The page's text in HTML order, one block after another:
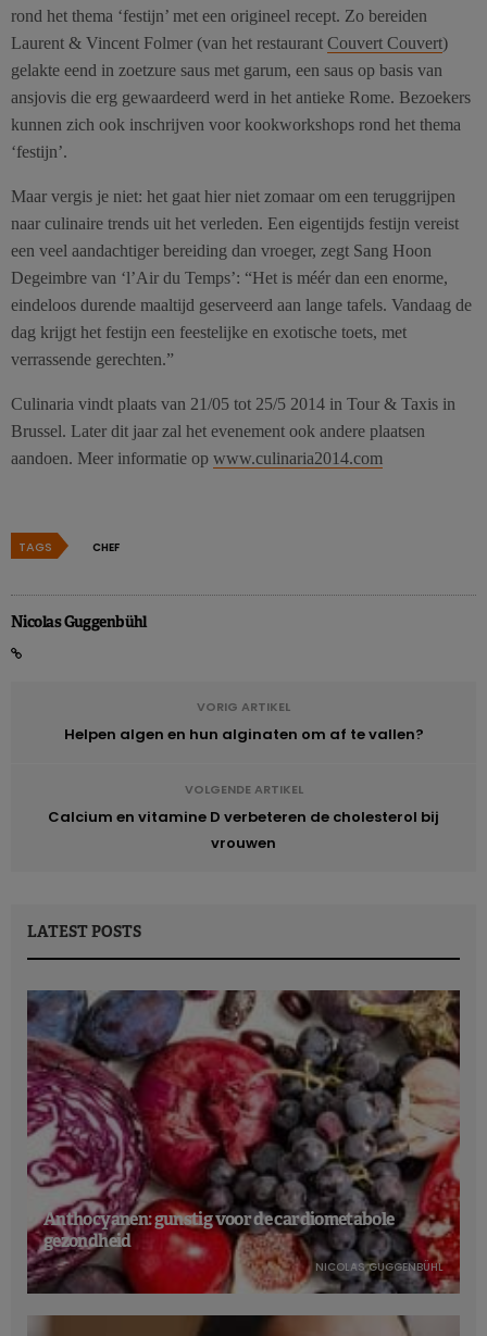
rond het thema ‘festijn’ met een origineel recept. Zo bereiden
Laurent & Vincent Folmer (van het restaurant Couvert Couvert)
gelakte eend in zoetzure saus met garum, een saus op basis van
ansjovis die erg gewaardeerd werd in het antieke Rome. Bezoekers
kunnen zich ook inschrijven voor kookworkshops rond het thema
‘festijn’.
Maar vergis je niet: het gaat hier niet zomaar om een teruggrijpen
naar culinaire trends uit het verleden. Een eigentijds festijn vereist
een veel aandachtiger bereiding dan vroeger, zegt Sang Hoon
Degeimbre van ‘l’Air du Temps’: “Het is méér dan een enorme,
eindeloos durende maaltijd geserveerd aan lange tafels. Vandaag de
dag krijgt het festijn een feestelijke en exotische toets, met
verrassende gerechten.”
Culinaria vindt plaats van 21/05 tot 25/5 2014 in Tour & Taxis in
Brussel. Later dit jaar zal het evenement ook andere plaatsen
aandoen. Meer informatie op www.culinaria2014.com
TAGS CHEF
Nicolas Guggenbühl
VORIG ARTIKEL
Helpen algen en hun alginaten om af te vallen?
VOLGENDE ARTIKEL
Calcium en vitamine D verbeteren de cholesterol bij
vrouwen
LATEST POSTS
Anthocyanen: gunstig voor de cardiometabole
gezondheid
NICOLAS GUGGENBÜHL